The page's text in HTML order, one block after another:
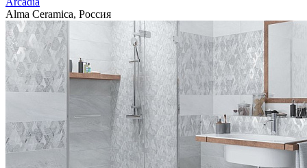
Alma Ceramica, Россия